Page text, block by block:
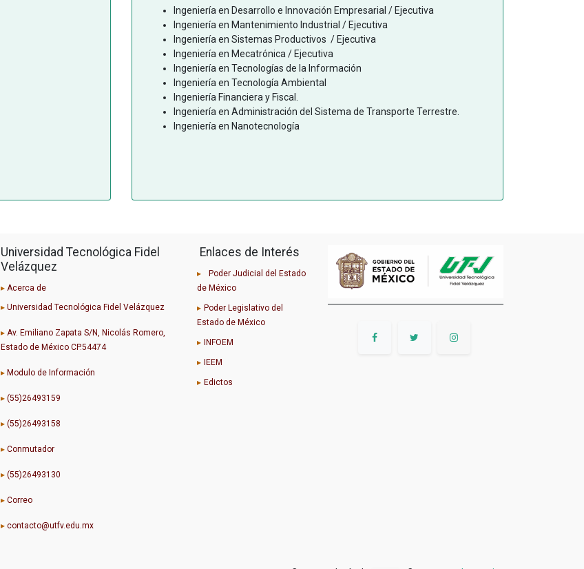
Ingeniería en Desarrollo e Innovación Empresarial / Ejecutiva
Ingeniería en Mantenimiento Industrial / Ejecutiva
Ingeniería en Sistemas Productivos / Ejecutiva
Ingeniería en Mecatrónica / Ejecutiva
Ingeniería en Tecnologías de la Información
Ingeniería en Tecnología Ambiental
Ingeniería Financiera y Fiscal.
Ingeniería en Administración del Sistema de Transporte Terrestre.
Ingeniería en Nanotecnología
Universidad Tecnológica Fidel
Velázquez
▸ Acerca de
▸ Universidad Tecnológica Fidel Velázquez
▸ Av. Emiliano Zapata S/N, Nicolás Romero,
Estado de México CP.54474
▸ Modulo de Información
▸ (55)26493159
▸ (55)26493158
▸ Conmutador
▸ (55)26493130
▸ Correo
▸ contacto@utfv.edu.mx
Enlaces de Interés
▸
Poder Judicial del Estado
de México
▸ Poder Legislativo del
Estado de México
▸ INFOEM
▸ IEEM
▸ Edictos